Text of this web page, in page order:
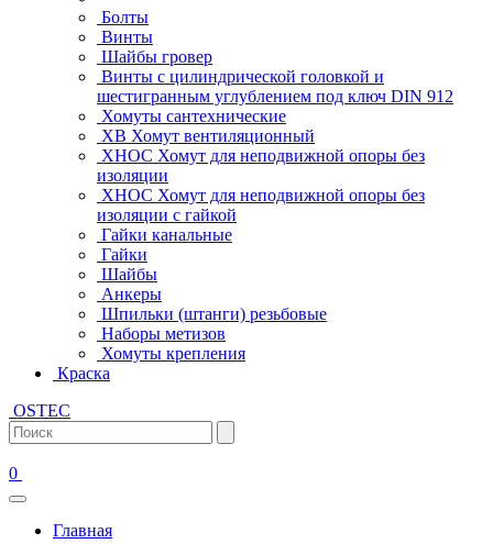
Болты
Винты
Шайбы гровер
Винты с цилиндрической головкой и
шестигранным углублением под ключ DIN 912
Хомуты сантехнические
ХВ Хомут вентиляционный
ХНОС Хомут для неподвижной опоры без
изоляции
ХНОС Хомут для неподвижной опоры без
изоляции с гайкой
Гайки канальные
Гайки
Шайбы
Анкеры
Шпильки (штанги) резьбовые
Наборы метизов
Хомуты крепления
Краска
OSTEC
0
Главная